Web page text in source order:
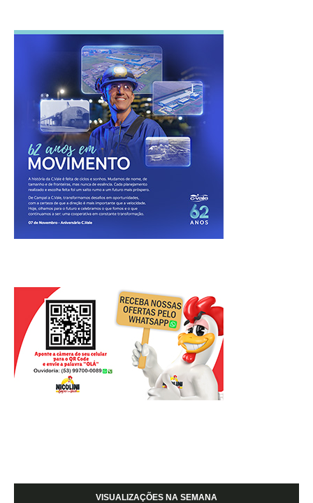
VISUALIZAÇÕES NA SEMANA